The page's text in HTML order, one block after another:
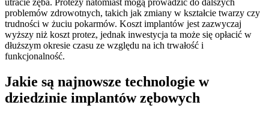
problemów zdrowotnych, takich jak zmiany w kształcie twarzy czy
trudności w żuciu pokarmów. Koszt implantów jest zazwyczaj
wyższy niż koszt protez, jednak inwestycja ta może się opłacić w
dłuższym okresie czasu ze względu na ich trwałość i
funkcjonalność.
Jakie są najnowsze technologie w
dziedzinie implantów zębowych